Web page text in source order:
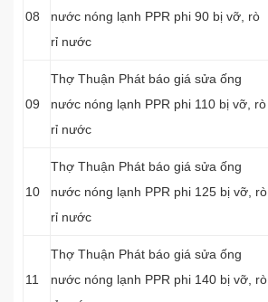
08
nước nóng lạnh PPR phi 90 bị vỡ, rò
rỉ nước
09
Thợ Thuận Phát báo giá sửa ống
nước nóng lạnh PPR phi 110 bị vỡ, rò
rỉ nước
10
Thợ Thuận Phát báo giá sửa ống
nước nóng lạnh PPR phi 125 bị vỡ, rò
rỉ nước
11
Thợ Thuận Phát báo giá sửa ống
nước nóng lạnh PPR phi 140 bị vỡ, rò